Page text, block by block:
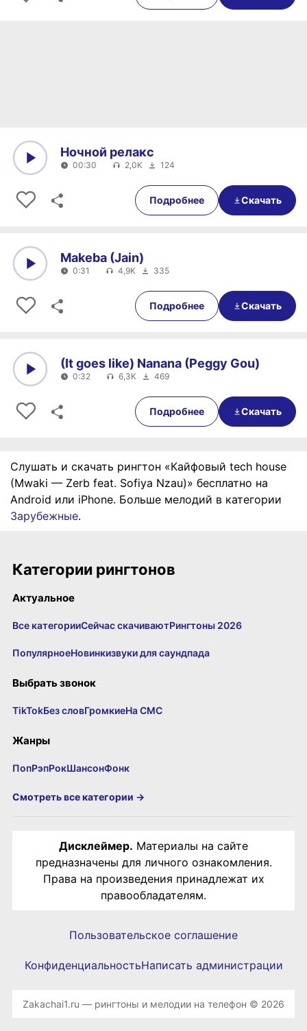
00:30
Ночной релакс
00:30 2,0K 124
Подробнее Скачать
0:31
Makeba (Jain)
0:31 4,9K 335
Подробнее Скачать
0:32
(It goes like) Nanana (Peggy Gou)
0:32 6,3K 469
Подробнее Скачать
Слушать и скачать рингтон «Кайфовый tech house
(Mwaki — Zerb feat. Sofiya Nzau)» бесплатно на
Android или iPhone. Больше мелодий в категории
Зарубежные.
Категории рингтонов
Актуальное
Все категорииСейчас скачиваютРингтоны 2026
ПопулярноеНовинкизвуки для саундпада
Выбрать звонок
TikTokБез словГромкиеНа СМС
Жанры
ПопРэпРокШансонФонк
Смотреть все категории →
Дисклеймер. Материалы на сайте
предназначены для личного ознакомления.
Права на произведения принадлежат их
правообладателям.
Пользовательское соглашение
КонфиденциальностьНаписать администрации
Zakachai1.ru — рингтоны и мелодии на телефон © 2026